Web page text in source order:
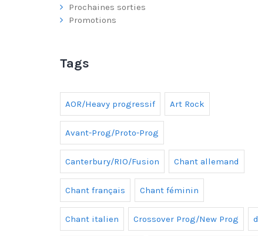
Prochaines sorties
Promotions
Tags
AOR/Heavy progressif Art Rock
Avant-Prog/Proto-Prog
Canterbury/RIO/Fusion Chant allemand
Chant français Chant féminin
Chant italien Crossover Prog/New Prog d